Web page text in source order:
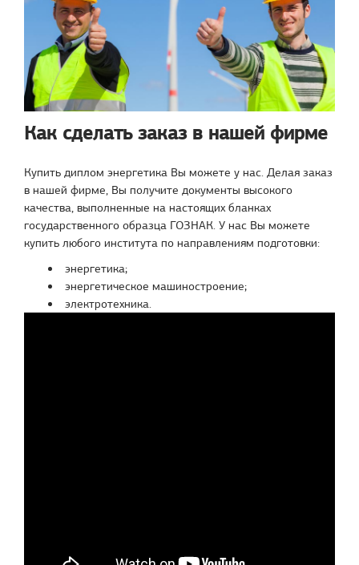
Как сделать заказ в нашей фирме
Купить диплом энергетика Вы можете у нас. Делая заказ
в нашей фирме, Вы получите документы высокого
качества, выполненные на настоящих бланках
государственного образца ГОЗНАК. У нас Вы можете
купить любого института по направлениям подготовки:
энергетика;
энергетическое машиностроение;
электротехника.